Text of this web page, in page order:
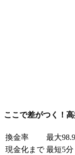
ここで差がつく！
換金率
最大
現金化まで 最短5分